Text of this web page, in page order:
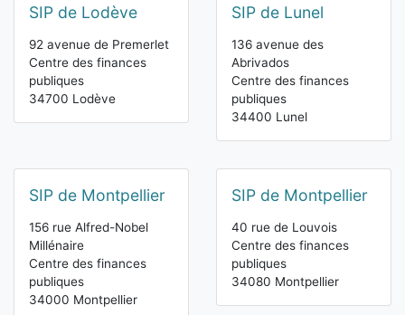
SIP de Lodève
92 avenue de Premerlet
Centre des finances
publiques
34700 Lodève
SIP de Lunel
136 avenue des
Abrivados
Centre des finances
publiques
34400 Lunel
SIP de Montpellier
156 rue Alfred-Nobel
Millénaire
Centre des finances
publiques
34000 Montpellier
SIP de Montpellier
40 rue de Louvois
Centre des finances
publiques
34080 Montpellier